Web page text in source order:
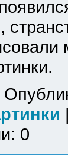
0